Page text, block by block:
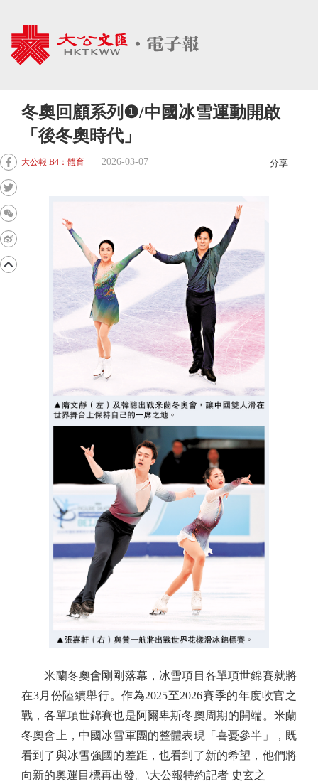
冬奧回顧系列❶/中國冰雪運動開啟
「後冬奧時代」
大公報 B4：體育 2026-03-07 分享
米蘭冬奧會剛剛落幕，冰雪項目各單項世錦賽就將
在3月份陸續舉行。作為2025至2026賽季的年度收官之
戰，各單項世錦賽也是阿爾卑斯冬奧周期的開端。米蘭
冬奧會上，中國冰雪軍團的整體表現「喜憂參半」，既
看到了與冰雪強國的差距，也看到了新的希望，他們將
向新的奧運目標再出發。\大公報特約記者 史玄之